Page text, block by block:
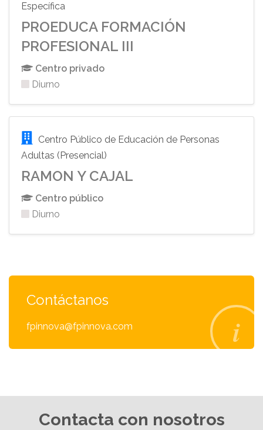
Específica
PROEDUCA FORMACIÓN
PROFESIONAL III
Centro privado
Diurno
Centro Público de Educación de Personas
Adultas (Presencial)
RAMON Y CAJAL
Centro público
Diurno
Contáctanos
fpinnova@fpinnova.com
Contacta con nosotros